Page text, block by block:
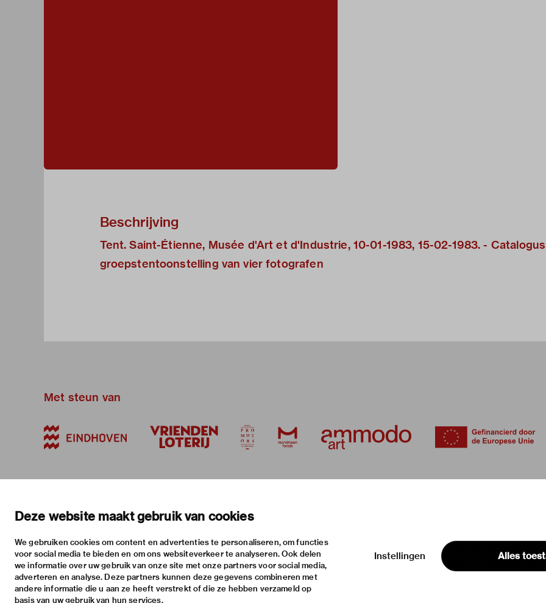
Deze website maakt gebruik van cookies
We gebruiken cookies om content en advertenties te personaliseren, om functies
voor social media te bieden en om ons websiteverkeer te analyseren. Ook delen
we informatie over uw gebruik van onze site met onze partners voor social media,
adverteren en analyse. Deze partners kunnen deze gegevens combineren met
andere informatie die u aan ze heeft verstrekt of die ze hebben verzameld op
basis van uw gebruik van hun services.
Alles
Instellingen
Beschrijving
Tent. Saint-Étienne, Musée d'Art et d'Industrie, 10-01-1983, 15-02-1983. -
groepstentoonstelling van vier fotografen
Met steun van
nieuwsbrief
instagram
twitter
linkedin
stratumsedijk 2 eindhoven
info@vanabbemuseum.nl
tentoonstellingen
praktische informatie
privacy & cookies
disclaimer & colofon